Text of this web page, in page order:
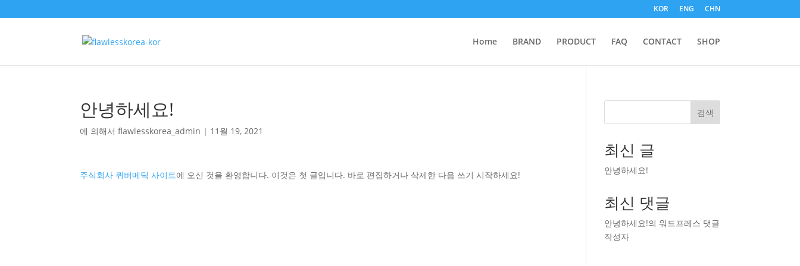
KOR ENG CHN
Home BRAND PRODUCT FAQ CONTACT SHOP
안녕하세요!
에 의해서flawlesskorea_admin | 11월 19, 2021
주식회사 퀴버메딕 사이트에 오신 것을 환영합니다. 이것은 첫 글입니다. 바로 편집하거나 삭제한 다음 쓰기 시작하세요!
검색
최신 글
안녕하세요!
최신 댓글
안녕하세요!의워드프레스 댓글
작성자